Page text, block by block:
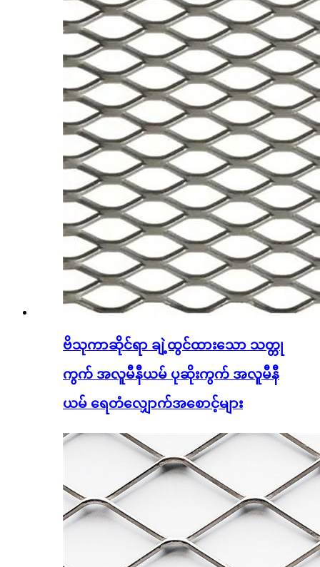
ဗိသုကာဆိုင်ရာ ချဲ့ထွင်ထားသော သတ္တု
ကွက် အလူမီနီယမ် ပုဆိုးကွက် အလူမီနီ
ယမ် ရေတံလျှောက်အစောင့်များ